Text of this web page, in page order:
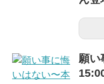
願い